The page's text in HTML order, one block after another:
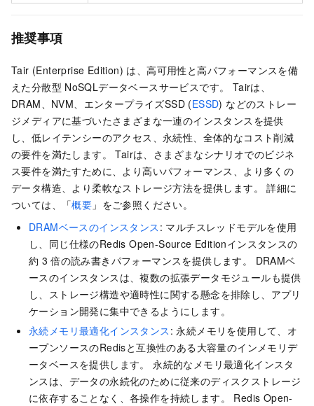
推奨事項
Tair (Enterprise Edition) は、高可用性と高パフォーマンスを備
えた分散型 NoSQLデータベースサービスです。 Tairは、
DRAM、NVM、エンタープライズSSD (ESSD) などのストレー
ジメディアに基づいたさまざまな一連のインスタンスを提供
し、低レイテンシーのアクセス、永続性、全体的なコスト削減
の要件を満たします。 Tairは、さまざまなシナリオでのビジネ
ス要件を満たすために、より高いパフォーマンス、より多くの
データ構造、より柔軟なストレージ方法を提供します。 詳細に
ついては、「概要 」をご参照ください。
DRAMベースのインスタンス : マルチスレッドモデルを使用
し、同じ仕様のRedis Open-Source Editionインスタンスの
約 3 倍の読み書きパフォーマンスを提供します。 DRAMベ
ースのインスタンスは、複数の拡張データモジュールも提供
し、ストレージ構造や適時性に関する懸念を排除し、アプリ
ケーション開発に集中できるようにします。
永続メモリ最適化インスタンス : 永続メモリを使用して、オ
ープンソースのRedisと互換性のある大容量のインメモリデ
ータベースを提供します。 永続的なメモリ最適化インスタ
ンスは、データの永続化のために従来のディスクストレージ
に依存することなく、各操作を持続します。 Redis Open-